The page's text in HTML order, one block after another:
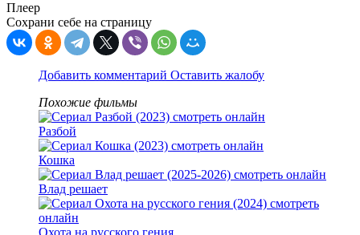
Плеер
Сохрани себе на страницу
Добавить комментарий Оставить жалобу
Похожие фильмы
Разбой
Кошка
Влад решает